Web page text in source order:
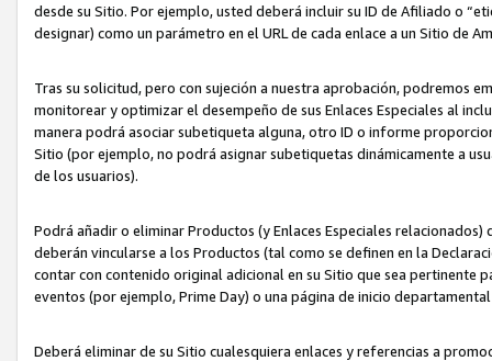
desde su Sitio. Por ejemplo, usted deberá incluir su ID de Afiliado o
designar) como un parámetro en el URL de cada enlace a un Sitio de
Tras su solicitud, pero con sujeción a nuestra aprobación, podremos
monitorear y optimizar el desempeño de sus Enlaces Especiales al
manera podrá asociar subetiqueta alguna, otro ID o informe
Sitio (por ejemplo, no podrá asignar subetiquetas dinámicamente a
de los usuarios).
Podrá añadir o eliminar Productos (y Enlaces Especiales
deberán vincularse a los Productos (tal como se definen en la
contar con contenido original adicional en su Sitio que sea pertinente
eventos (por ejemplo, Prime Day) o una página de inicio
Deberá eliminar de su Sitio cualesquiera enlaces y referencias a